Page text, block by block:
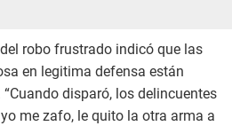
robo frustrado indicó que las
en legitima defensa están
disparó, los delincuentes
me zafo, le quito la otra arma a